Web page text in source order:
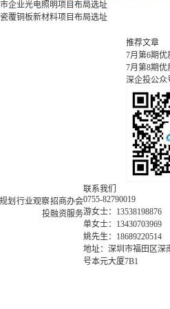
企业光电照明项目布局选址
覆铜板新材料项目布局选址
推荐文章
7月第6期
7月第8期
深企投公众
划 行业观察招商办会
投融资服务
联系我们
0755-82790019
游女士：13538198876
单女士：13430703969
姚先生：18689220514
地址：深圳市福田区深
号本元大厦7B1